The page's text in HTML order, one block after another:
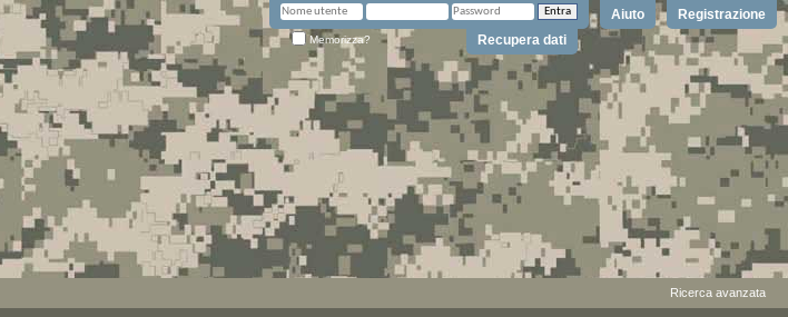
Registrazione
Aiuto
Memorizza? Recupera dati
Ricerca avanzata